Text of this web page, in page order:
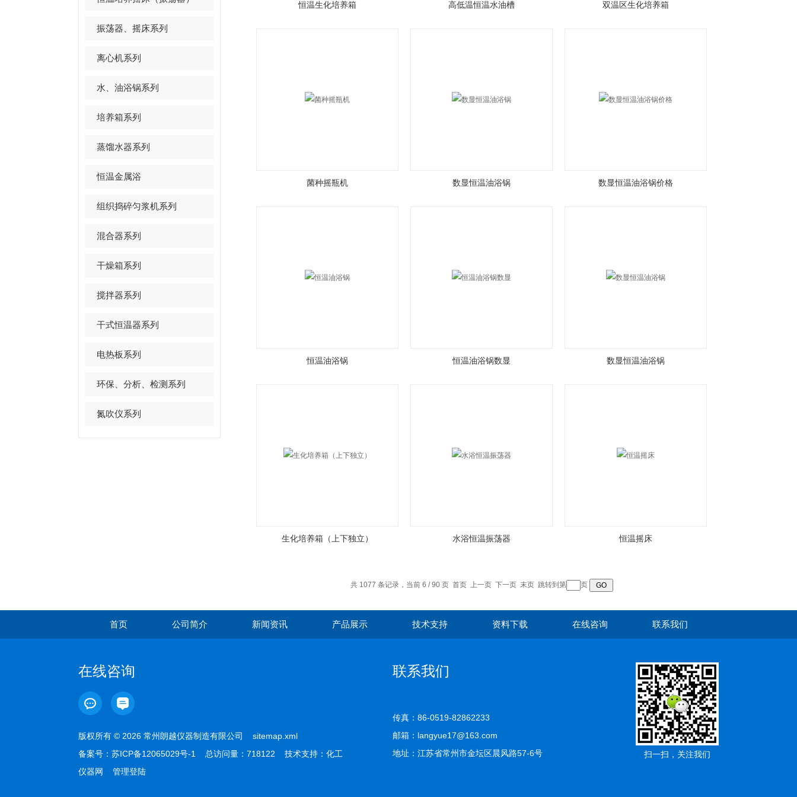
振荡器、摇床系列
离心机系列
水、油浴锅系列
培养箱系列
蒸馏水器系列
恒温金属浴
组织捣碎匀浆机系列
混合器系列
干燥箱系列
搅拌器系列
干式恒温器系列
电热板系列
环保、分析、检测系列
氮吹仪系列
恒温生化培养箱 高低温恒温水油槽 双温区生化培养箱
菌种摇瓶机 数显恒温油浴锅 数显恒温油浴锅价格
恒温油浴锅 恒温油浴锅数显 数显恒温油浴锅
生化培养箱（上下独立） 水浴恒温振荡器 恒温摇床
共 1077 条记录，当前 6 / 90 页 首页 上一页 下一页 末页跳转到第 页
首页 公司简介 新闻资讯 产品展示 技术支持 资料下载 在线咨询 联系我们
在线咨询
版权所有 © 2026 常州朗越仪器制造有限公司 sitemap.xml
备案号： 苏ICP备12065029号-1 总访问量：718122 技术支持： 化工
仪器网
管理登陆
联系我们
传真：86-0519-82862233
邮箱：langyue17@163.com
地址：江苏省常州市金坛区晨风路57-6号
扫一扫，关注我们